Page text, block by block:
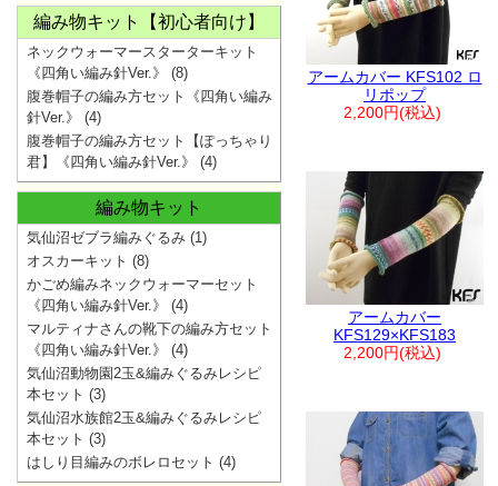
アームカバー KFS102 ロ
リポップ
2,200円(税込)
アームカバー
KFS129×KFS183
2,200円(税込)
編み物キット【初心者向け】
ネックウォーマースターターキット
《四角い編み針Ver.》
(8)
腹巻帽子の編み方セット《四角い編み
針Ver.》
(4)
腹巻帽子の編み方セット【ぽっちゃり
君】《四角い編み針Ver.》
(4)
編み物キット
気仙沼ゼブラ編みぐるみ (1)
オスカーキット (8)
かごめ編みネックウォーマーセット
《四角い編み針Ver.》
(4)
マルティナさんの靴下の編み方セット
《四角い編み針Ver.》
(4)
気仙沼動物園2玉&編みぐるみレシピ
本セット (3)
気仙沼水族館2玉&編みぐるみレシピ
本セット (3)
はしり目編みのボレロセット (4)